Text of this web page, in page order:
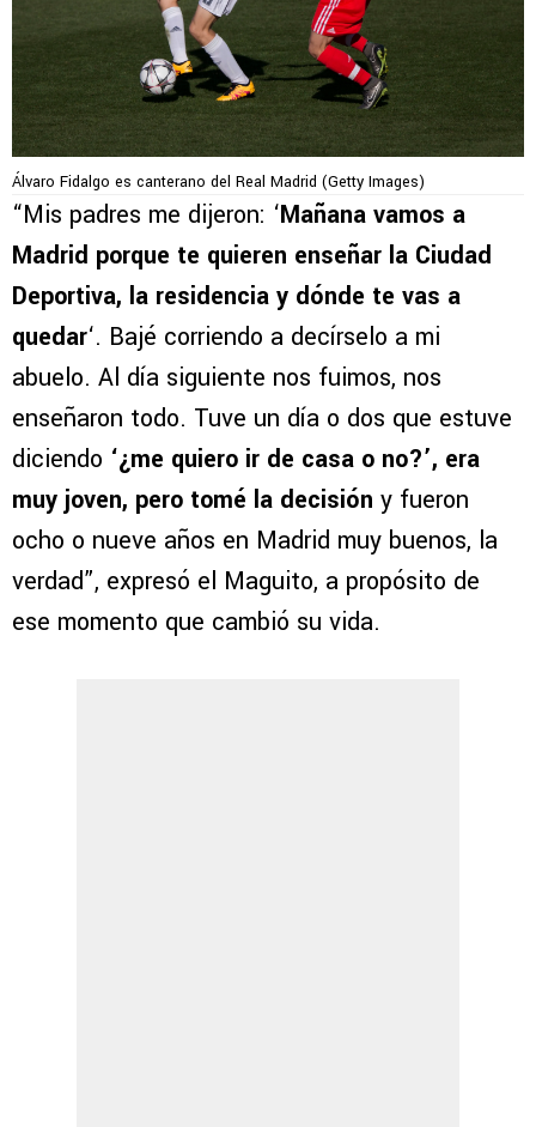
Álvaro Fidalgo es canterano del Real Madrid (Getty Images)
“Mis padres me dijeron: ‘Mañana vamos a
Madrid porque te quieren enseñar la Ciudad
Deportiva, la residencia y dónde te vas a
quedar‘. Bajé corriendo a decírselo a mi
abuelo. Al día siguiente nos fuimos, nos
enseñaron todo. Tuve un día o dos que estuve
diciendo ‘¿me quiero ir de casa o no?’, era
muy joven, pero tomé la decisión y fueron
ocho o nueve años en Madrid muy buenos, la
verdad”, expresó el Maguito, a propósito de
ese momento que cambió su vida.